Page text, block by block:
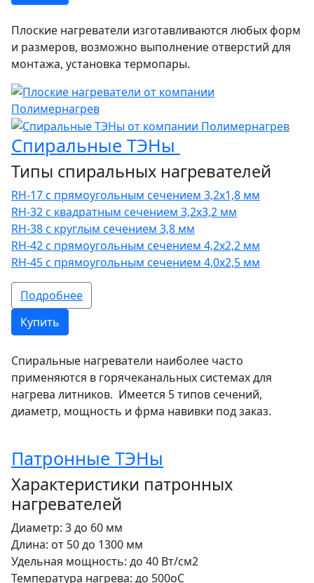
Плоские нагреватели изготавливаются любых форм
и размеров, возможно выполнение отверстий для
монтажа, установка термопары.
Спиральные ТЭНы
Типы спиральных нагревателей
RH-17 с прямоугольным сечением 3,2х1,8 мм
RH-32 с квадратным сечением 3,2х3,2 мм
RH-38 с круглым сечением 3,8 мм
RH-42 с прямоугольным сечением 4,2х2,2 мм
RH-45 с прямоугольным сечением 4,0х2,5 мм
Подробнее
Купить
Спиральные нагреватели наиболее часто
применяются в горячеканальных системах для
нагрева литников. Имеется 5 типов сечений,
диаметр, мощность и фрма навивки под заказ.
Патронные ТЭНы
Характеристики патронных
нагревателей
Диаметр: 3 до 60 мм
Длина: от 50 до 1300 мм
Удельная мощность: до 40 Вт/см2
Температура нагрева: до 500оС